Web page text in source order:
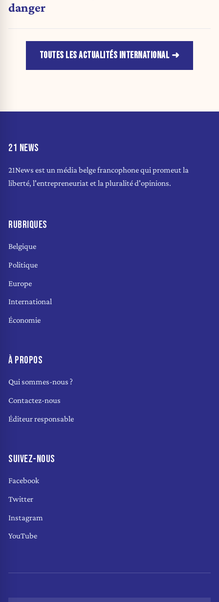
danger
TOUTES LES ACTUALITÉS INTERNATIONAL
21 NEWS
21News est un média belge francophone qui promeut la
liberté, l'entrepreneuriat et la pluralité d'opinions.
RUBRIQUES
Belgique
Politique
Europe
International
Économie
À PROPOS
Qui sommes-nous ?
Contactez-nous
Éditeur responsable
SUIVEZ-NOUS
Facebook
Twitter
Instagram
YouTube